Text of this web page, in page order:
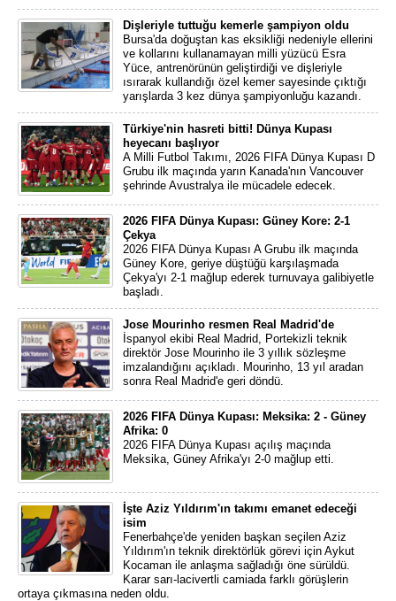
Dişleriyle tuttuğu kemerle şampiyon oldu
Bursa'da doğuştan kas eksikliği nedeniyle ellerini
ve kollarını kullanamayan milli yüzücü Esra
Yüce, antrenörünün geliştirdiği ve dişleriyle
ısırarak kullandığı özel kemer sayesinde çıktığı
yarışlarda 3 kez dünya şampiyonluğu kazandı.
Türkiye'nin hasreti bitti! Dünya Kupası
heyecanı başlıyor
A Milli Futbol Takımı, 2026 FIFA Dünya Kupası D
Grubu ilk maçında yarın Kanada'nın Vancouver
şehrinde Avustralya ile mücadele edecek.
2026 FIFA Dünya Kupası: Güney Kore: 2-1
Çekya
2026 FIFA Dünya Kupası A Grubu ilk maçında
Güney Kore, geriye düştüğü karşılaşmada
Çekya'yı 2-1 mağlup ederek turnuvaya galibiyetle
başladı.
Jose Mourinho resmen Real Madrid'de
İspanyol ekibi Real Madrid, Portekizli teknik
direktör Jose Mourinho ile 3 yıllık sözleşme
imzalandığını açıkladı. Mourinho, 13 yıl aradan
sonra Real Madrid'e geri döndü.
2026 FIFA Dünya Kupası: Meksika: 2 - Güney
Afrika: 0
2026 FIFA Dünya Kupası açılış maçında
Meksika, Güney Afrika'yı 2-0 mağlup etti.
İşte Aziz Yıldırım'ın takımı emanet edeceği
isim
Fenerbahçe'de yeniden başkan seçilen Aziz
Yıldırım'ın teknik direktörlük görevi için Aykut
Kocaman ile anlaşma sağladığı öne sürüldü.
Karar sarı-lacivertli camiada farklı görüşlerin
ortaya çıkmasına neden oldu.